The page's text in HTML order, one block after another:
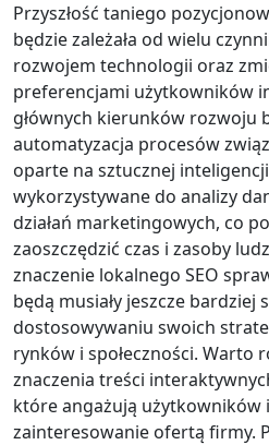
Przyszłość taniego
będzie zależała od wielu
rozwojem technologii oraz
preferencjami użytkowników
głównych kierunków rozwoju
automatyzacja procesów
oparte na sztucznej
wykorzystywane do analizy
działań marketingowych, co
zaoszczędzić czas i zasoby
znaczenie lokalnego SEO
będą musiały jeszcze bardziej
dostosowywaniu swoich
rynków i społeczności. Warto
znaczenia treści
które angażują użytkowników
zainteresowanie ofertą firmy.